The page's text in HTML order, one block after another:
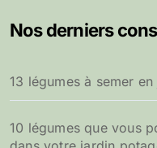
Nos derniers
13 légumes à semer
10 légumes que vous